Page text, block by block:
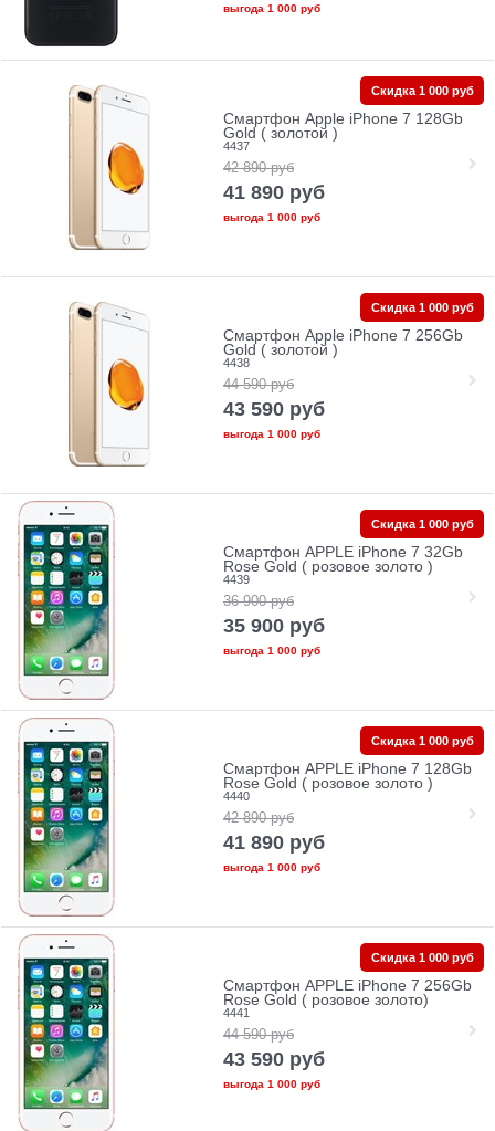
выгода 1 000 руб
Смартфон Apple iPhone 7 128Gb
Gold ( золотой )
4437
42 890 руб
41 890 руб
выгода 1 000 руб
Скидка 1 000 руб
Смартфон Apple iPhone 7 256Gb
Gold ( золотой )
4438
44 590 руб
43 590 руб
выгода 1 000 руб
Скидка 1 000 руб
Смартфон APPLE iPhone 7 32Gb
Rose Gold ( розовое золото )
4439
36 900 руб
35 900 руб
выгода 1 000 руб
Скидка 1 000 руб
Смартфон APPLE iPhone 7 128Gb
Rose Gold ( розовое золото )
4440
42 890 руб
41 890 руб
выгода 1 000 руб
Скидка 1 000 руб
Смартфон APPLE iPhone 7 256Gb
Rose Gold ( розовое золото)
4441
44 590 руб
43 590 руб
выгода 1 000 руб
Скидка 1 000 руб